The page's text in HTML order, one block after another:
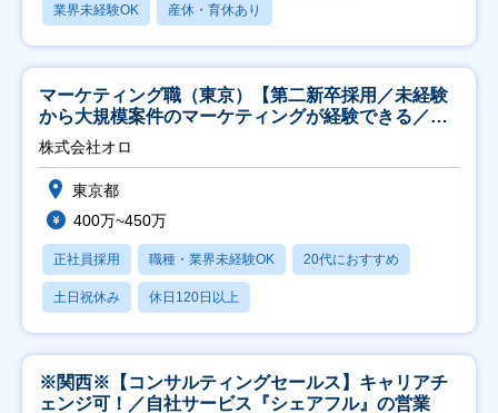
業界未経験OK 産休・育休あり
マーケティング職（東京）【第二新卒採用／未経験
から大規模案件のマーケティングが経験できる／研
修充実】
株式会社オロ
東京都
400万~450万
正社員採用 職種・業界未経験OK 20代におすすめ
土日祝休み 休日120日以上
※関西※【コンサルティングセールス】キャリアチ
ェンジ可！／自社サービス『シェアフル』の営業